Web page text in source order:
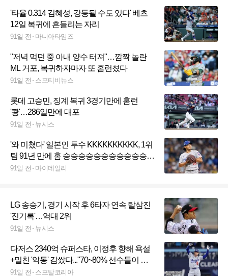
'타율 0.314 김혜성, 강등될 수도 있다' 베츠
12일 복귀에 흔들리는 자리
91일 전 마니아타임즈
"저녁 먹던 중 아내 양수 터져"…깜짝 놀란
ML 거포, 복귀하자마자 또 홈런쳤다
91일 전 스포티비뉴스
롯데 고승민, 징계 복귀 3경기만에 홈런
'쾅'…286일만에 대포
91일 전 뉴시스
'와 미쳤다' 일본인 투수 KKKKKKKKKK, 1위
팀 91년 만에 홈 승승승승승승승승승승승승
승승승 질주 "팬들의 응원 자신감 준다"
91일 전 마이데일리
LG 송승기, 경기 시작 후 6타자 연속 탈삼진
'진기록'…역대 2위
91일 전 뉴시스
다저스 2340억 슈퍼스타, 이정후 향해 욕설
+밀친 '악동' 감쌌다..."70~80% 선수들이 다
그런 말 한다"
91일 전 스포탈코리아